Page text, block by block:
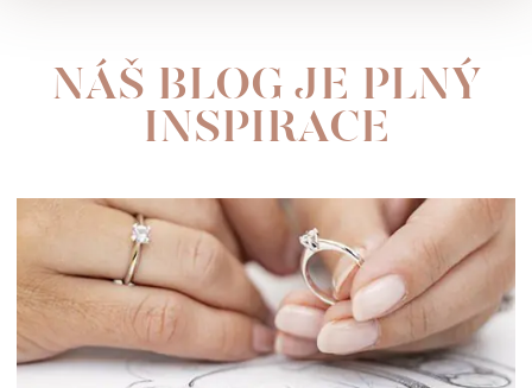
NÁŠ BLOG JE PLNÝ
INSPIRACE